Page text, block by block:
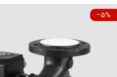
‎−5%